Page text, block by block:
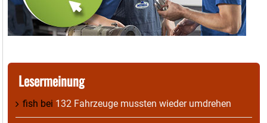
Lesermeinung
fish bei 132 Fahrzeuge mussten wieder umdrehen